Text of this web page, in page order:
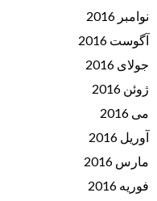
نوامبر 2016
آگوست 2016
جولای 2016
ژوئن 2016
می 2016
آوریل 2016
مارس 2016
فوریه 2016